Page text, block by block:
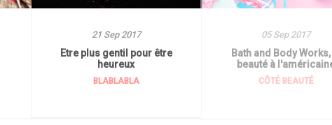
21 Sep 2017
Etre plus gentil pour être
heureux
BLABLABLA
05 Sep 2017
Bath and Body
beauté à
CÔTÉ BEAUTÉ